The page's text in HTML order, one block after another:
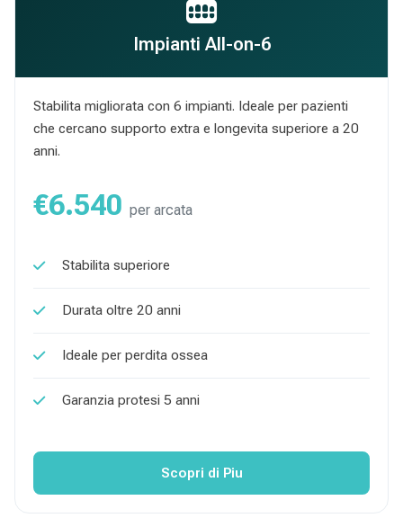
Impianti All-on-6
Stabilita migliorata con 6 impianti. Ideale per pazienti
che cercano supporto extra e longevita superiore a 20
anni.
€6.540 per arcata
Stabilita superiore
Durata oltre 20 anni
Ideale per perdita ossea
Garanzia protesi 5 anni
Scopri di Piu